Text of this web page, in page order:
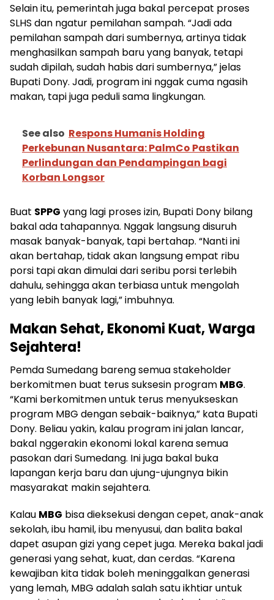
Selain itu, pemerintah juga bakal percepat proses
SLHS dan ngatur pemilahan sampah. “Jadi ada
pemilahan sampah dari sumbernya, artinya tidak
menghasilkan sampah baru yang banyak, tetapi
sudah dipilah, sudah habis dari sumbernya,” jelas
Bupati Dony. Jadi, program ini nggak cuma ngasih
makan, tapi juga peduli sama lingkungan.
See also Respons Humanis Holding
Perkebunan Nusantara: PalmCo Pastikan
Perlindungan dan Pendampingan bagi
Korban Longsor
Buat SPPG yang lagi proses izin, Bupati Dony bilang
bakal ada tahapannya. Nggak langsung disuruh
masak banyak-banyak, tapi bertahap. “Nanti ini
akan bertahap, tidak akan langsung empat ribu
porsi tapi akan dimulai dari seribu porsi terlebih
dahulu, sehingga akan terbiasa untuk mengolah
yang lebih banyak lagi,” imbuhnya.
Makan Sehat, Ekonomi Kuat, Warga
Sejahtera!
Pemda Sumedang bareng semua stakeholder
berkomitmen buat terus suksesin program MBG.
“Kami berkomitmen untuk terus menyukseskan
program MBG dengan sebaik-baiknya,” kata Bupati
Dony. Beliau yakin, kalau program ini jalan lancar,
bakal nggerakin ekonomi lokal karena semua
pasokan dari Sumedang. Ini juga bakal buka
lapangan kerja baru dan ujung-ujungnya bikin
masyarakat makin sejahtera.
Kalau MBG bisa dieksekusi dengan cepet, anak-anak
sekolah, ibu hamil, ibu menyusui, dan balita bakal
dapet asupan gizi yang cepet juga. Mereka bakal jadi
generasi yang sehat, kuat, dan cerdas. “Karena
kewajiban kita tidak boleh meninggalkan generasi
yang lemah, MBG adalah salah satu ikhtiar untuk